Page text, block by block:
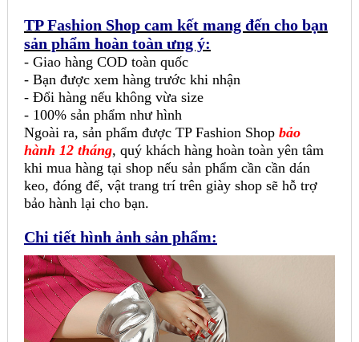
TP Fashion Shop cam kết mang đến cho bạn
sản phẩm hoàn toàn ưng ý:
- Giao hàng COD toàn quốc
- Bạn được xem hàng trước khi nhận
- Đổi hàng nếu không vừa size
- 100% sản phẩm như hình
Ngoài ra, sản phẩm được TP Fashion Shop bảo
hành 12 tháng, quý khách hàng hoàn toàn yên tâm
khi mua hàng tại shop nếu sản phẩm cần cần dán
keo, đóng đế, vật trang trí trên giày shop sẽ hỗ trợ
bảo hành lại cho bạn.
Chi tiết hình ảnh sản phẩm: